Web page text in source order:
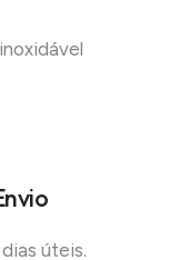
úteis.